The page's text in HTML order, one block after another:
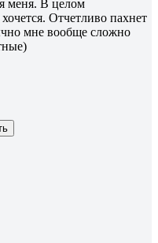
меня. В целом
Отчетливо пахнет
мне вообще сложно